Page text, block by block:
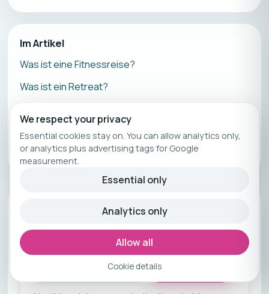
Im Artikel
Was ist eine Fitnessreise?
Was ist ein Retreat?
Wie finde ich heraus, was zu mir passt?
Fazit
Get new camps first
Join newsletter
We respect your privacy
Essential cookies stay on. You can allow analytics only,
or analytics plus advertising tags for Google
measurement.
Essential only
Analytics only
Allow all
Cookie details